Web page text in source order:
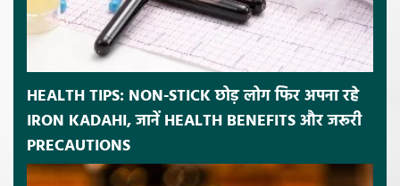
HEALTH TIPS: NON-STICK छोड़ लोग फिर अपना रहे
IRON KADAHI, जानें HEALTH BENEFITS और जरूरी
PRECAUTIONS